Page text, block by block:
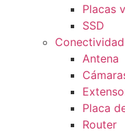
Placas
SSD
Conectividad
Antena
Placa
Router